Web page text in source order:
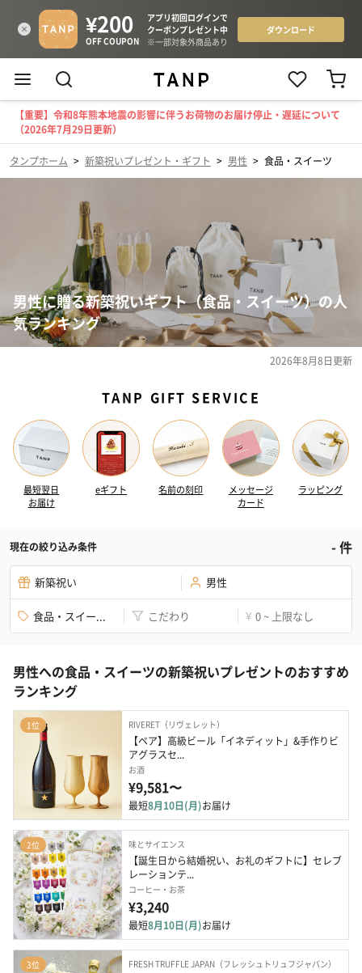
【重要】令和8年熊本地震の影響に伴うお荷物のお届け停止・遅延について
（2026年7月29日更新）
タンプホーム > 新築祝いプレゼント・ギフト > 男性 > 食品・スイーツ
男性に贈る新築祝いギフト（食品・スイーツ）の人
気ランキング
2026年8月8日更新
TANP GIFT SERVICE
最短翌日
お届け
eギフト 名前の刻印
メッセージ
カード
ラッピング
現在の絞り込み条件 -件
新築祝い 男性
食品・スイー... こだわり ¥ 0 ~ 上限なし
男性への食品・スイーツの新築祝いプレゼントのおすすめ
ランキング
1位 RIVERET（リヴェレット）
【ペア】高級ビール「イネディット」&手作りビ
アグラスセ...
お酒
¥9,581〜
最短8月10日(月)お届け
2位 味とサイエンス
【誕生日から結婚祝い、お礼のギフトに】セレブ
レーションテ...
コーヒー・お茶
¥3,240
最短8月10日(月)お届け
3位 FRESH TRUFFLE JAPAN（フレッシュトリュフジャパン）